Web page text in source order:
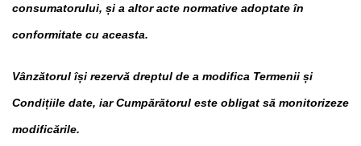
consumatorului, și a altor acte normative adoptate în
conformitate cu aceasta.
Vânzătorul își rezervă dreptul de a modifica Termenii și
Condițiile date, iar Cumpărătorul este obligat să monitorizeze
modificările.